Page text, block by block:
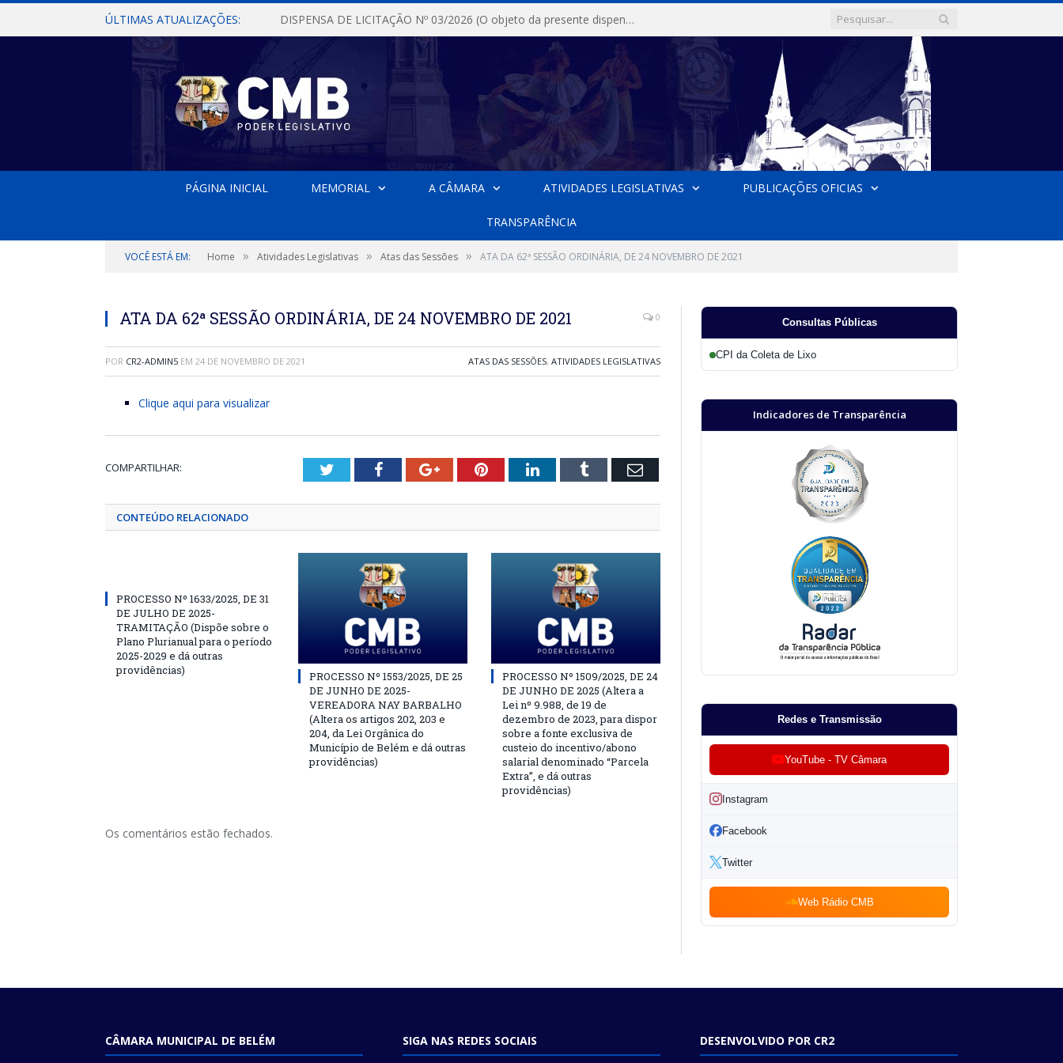
ÚLTIMAS ATUALIZAÇÕES: DISPENSA DE LICITAÇÃO Nº 03/2026 (O objeto da presente dispensa é a escolha da proposta mais vantajosa para a aquisição, de aparelhos de ar condicionado, tipo Split, com material de instalação e fogão industrial, conforme condições, quantidades e exigências estabelecidas no termo de referencia e neste aviso de contratação direta e seus anexos)
PÁGINA INICIAL MEMORIAL A CÂMARA ATIVIDADES LEGISLATIVAS PUBLICAÇÕES OFICIAS
TRANSPARÊNCIA
VOCÊ ESTÁ EM: Home » Atividades Legislativas » Atas das Sessões » ATA DA 62ª SESSÃO ORDINÁRIA, DE 24 NOVEMBRO DE 2021
ATA DA 62ª SESSÃO ORDINÁRIA, DE 24 NOVEMBRO DE 2021 0
POR CR2-ADMIN5 EM 24 DE NOVEMBRO DE 2021 ATAS DAS SESSÕES, ATIVIDADES LEGISLATIVAS
Clique aqui para visualizar
COMPARTILHAR: TwitterFacebookGoogle+PinterestLinkedInTumblr Email
CONTEÚDO RELACIONADO
PROCESSO Nº 1633/2025, DE 31
DE JULHO DE 2025-
TRAMITAÇÃO (Dispõe sobre o
Plano Plurianual para o período
2025-2029 e dá outras
providências)
PROCESSO Nº 1553/2025, DE 25
DE JUNHO DE 2025-
VEREADORA NAY BARBALHO
(Altera os artigos 202, 203 e
204, da Lei Orgânica do
Município de Belém e dá outras
providências)
PROCESSO Nº 1509/2025, DE 24
DE JUNHO DE 2025 (Altera a
Lei nº 9.988, de 19 de
dezembro de 2023, para dispor
sobre a fonte exclusiva de
custeio do incentivo/abono
salarial denominado “Parcela
Extra”, e dá outras
providências)
Os comentários estão fechados.
Consultas Públicas
CPI da Coleta de Lixo
Indicadores de Transparência
Redes e Transmissão
YouTube - TV Câmara
Instagram
Facebook
Twitter
Web Rádio CMB
CÂMARA MUNICIPAL DE BELÉM SIGA NAS REDES SOCIAIS DESENVOLVIDO POR CR2